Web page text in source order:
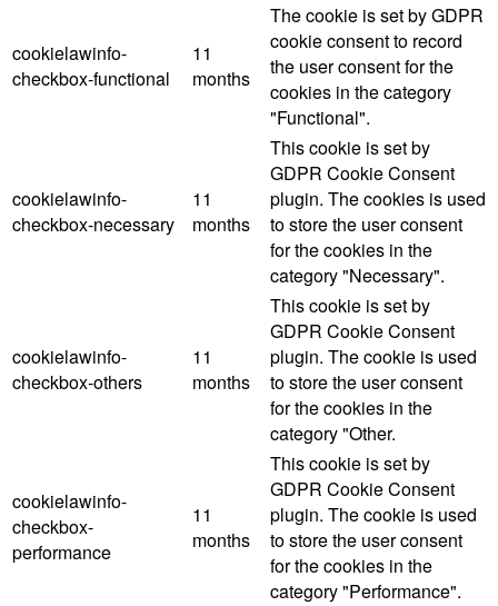
cookielawinfo-
checkbox-functional
11
months
The cookie is set by GDPR
cookie consent to record
the user consent for the
cookies in the category
"Functional".
cookielawinfo-
checkbox-necessary
11
months
This cookie is set by
GDPR Cookie Consent
plugin. The cookies is used
to store the user consent
for the cookies in the
category "Necessary".
cookielawinfo-
checkbox-others
11
months
This cookie is set by
GDPR Cookie Consent
plugin. The cookie is used
to store the user consent
for the cookies in the
category "Other.
cookielawinfo-
checkbox-
performance
11
months
This cookie is set by
GDPR Cookie Consent
plugin. The cookie is used
to store the user consent
for the cookies in the
category "Performance".